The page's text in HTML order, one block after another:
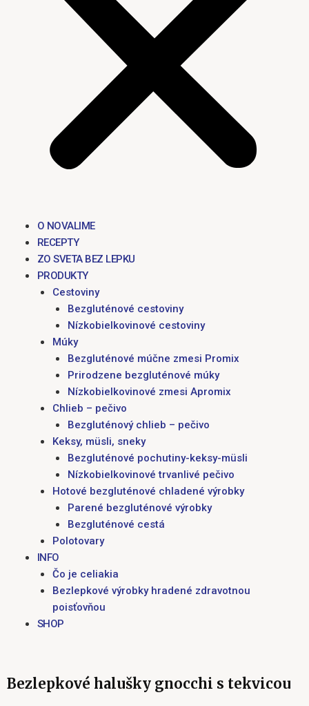
O NOVALIME
RECEPTY
ZO SVETA BEZ LEPKU
PRODUKTY
Cestoviny
Bezgluténové cestoviny
Nízkobielkovinové cestoviny
Múky
Bezgluténové múčne zmesi Promix
Prirodzene bezgluténové múky
Nízkobielkovinové zmesi Apromix
Chlieb – pečivo
Bezgluténový chlieb – pečivo
Keksy, müsli, sneky
Bezgluténové pochutiny-keksy-müsli
Nízkobielkovinové trvanlivé pečivo
Hotové bezgluténové chladené výrobky
Parené bezgluténové výrobky
Bezgluténové cestá
Polotovary
INFO
Čo je celiakia
Bezlepkové výrobky hradené zdravotnou
poisťovňou
SHOP
Bezlepkové halušky gnocchi s tekvicou